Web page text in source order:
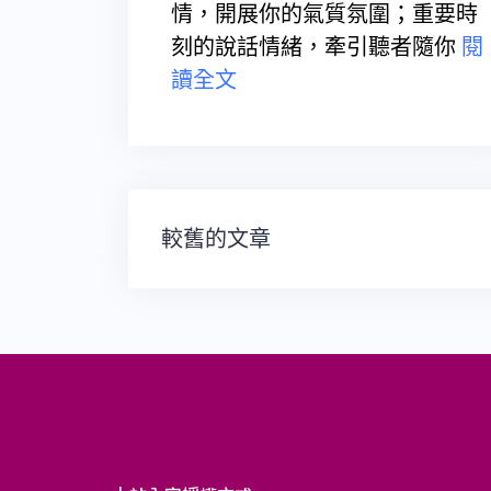
情，開展你的氣質氛圍；重要時
刻的說話情緒，牽引聽者隨你 閱
讀全文
文
較舊的文章